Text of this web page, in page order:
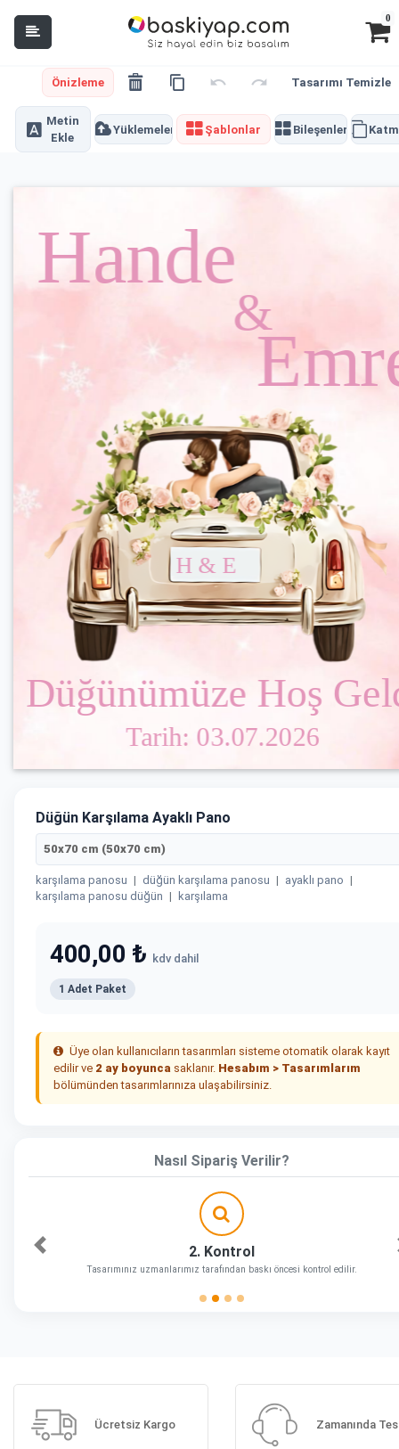
0
Önizleme Tasarımı Temizle
Metin
Ekle
Yüklemeler Şablonlar Bileşenler
Düğün Karşılama Ayaklı Pano
50x70 cm (50x70 cm)
karşılama panosu | düğün karşılama panosu | ayaklı pano |
karşılama panosu düğün | karşılama
400,00 ₺ kdv dahil
1 Adet Paket
Üye olan kullanıcıların tasarımları sisteme otomatik olarak kayıt
edilir ve 2 ay boyunca saklanır. Hesabım > Tasarımlarım
bölümünden tasarımlarınıza ulaşabilirsiniz.
Nasıl Sipariş Verilir?
2. Kontrol
Tasarımınız uzmanlarımız tarafından baskı öncesi kontrol edilir.
Önceki
Ücretsiz Kargo Zamanında